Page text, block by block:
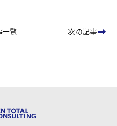
一覧 次の記事